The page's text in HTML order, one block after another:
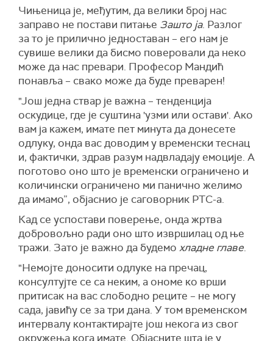
Чињеница је, међутим, да велики број нас
заправо не постави питање Зашто ја. Разлог
за то је прилично једноставан – его нам је
сувише велики да бисмо поверовали да неко
може да нас превари. Професор Мандић
понавља – свако може да буде преварен!
"Још једна ствар је важна – тенденција
оскудице, где је суштина 'узми или остави'. Ако
вам ја кажем, имате пет минута да донесете
одлуку, онда вас доводим у временски теснац
и, фактички, здрав разум надвладају емоције. А
поготово оно што је временски ограничено и
количински ограничено ми панично желимо
да имамо”, објаснио је саговорник РТС-а.
Кад се успостави поверење, онда жртва
добровољно ради оно што извршилац од ње
тражи. Зато је важно да будемо хладне главе.
"Немојте доносити одлуке на пречац,
консултујте се са неким, а ономе ко врши
притисак на вас слободно реците – не могу
сада, јавићу се за три дана. У том временском
интервалу контактирајте још некога из свог
окружења кога имате. Објасните шта је у